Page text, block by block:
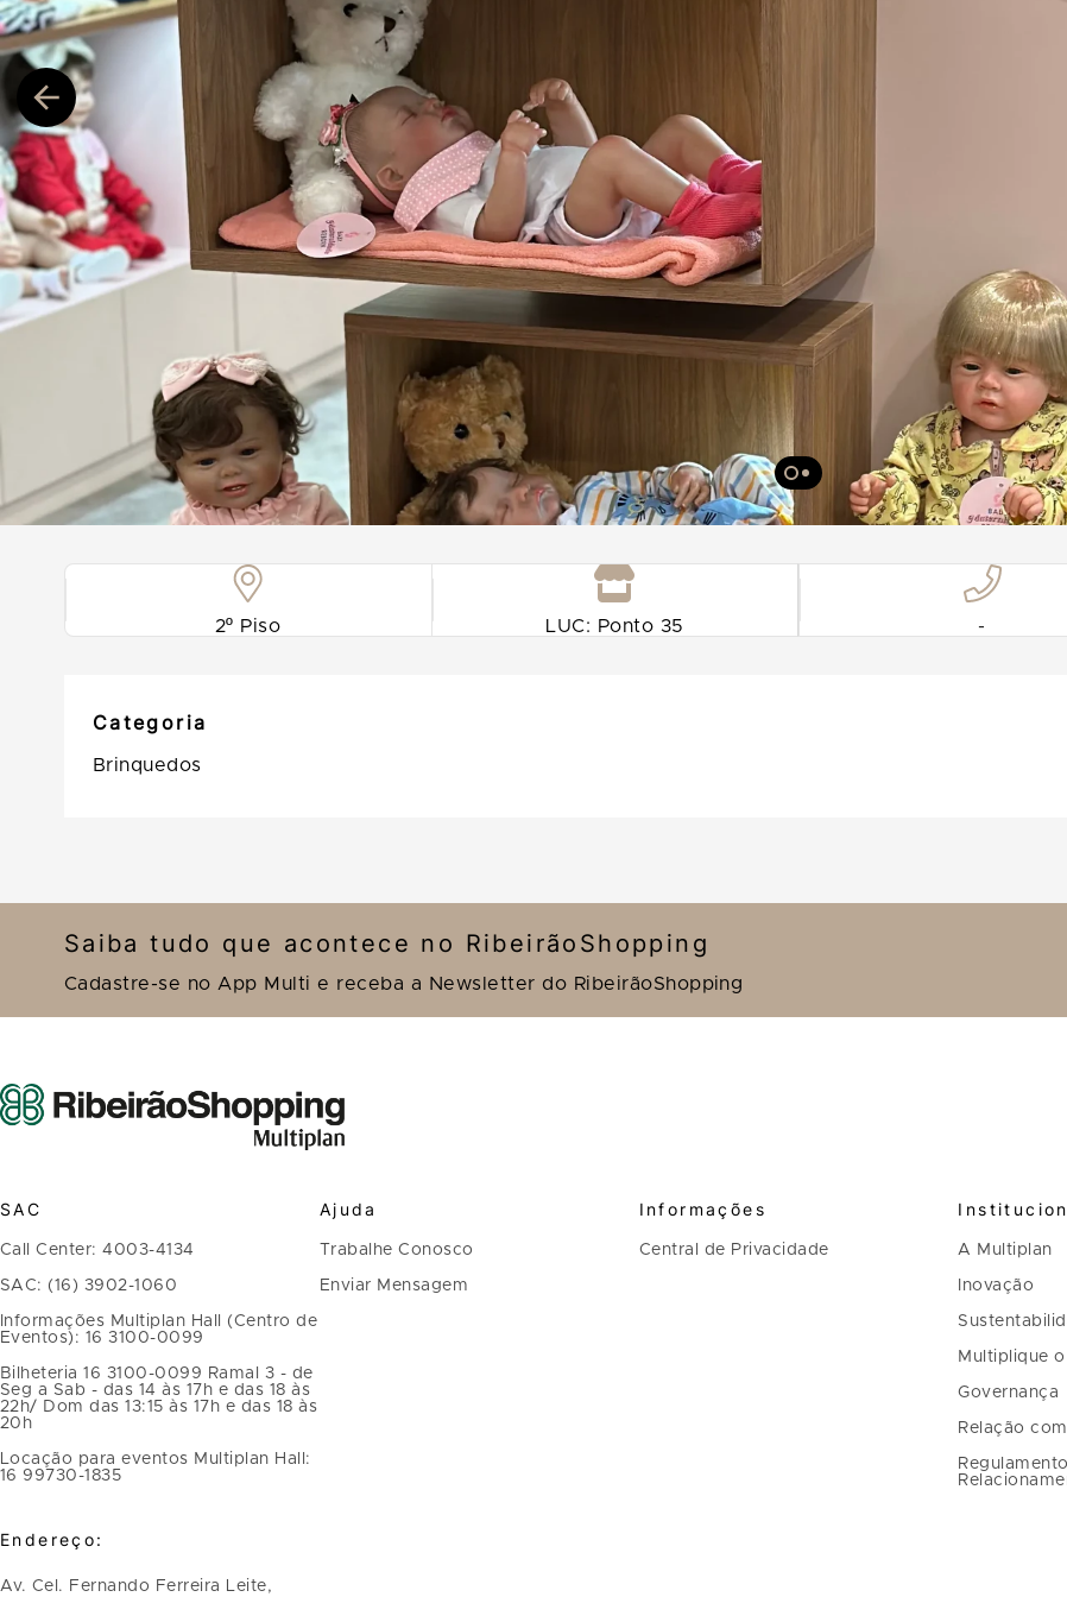
2º Piso LUC: Ponto 35 -
Categoria
Brinquedos
Saiba tudo que acontece no RibeirãoShopping
Cadastre-se no App Multi e receba a Newsletter do RibeirãoShopping
SAC
Call Center: 4003-4134
SAC: (16) 3902-1060
Informações Multiplan Hall (Centro de
Eventos): 16 3100-0099
Bilheteria 16 3100-0099 Ramal 3 - de
Seg a Sab - das 14 às 17h e das 18 às
22h/ Dom das 13:15 às 17h e das 18 às
20h
Locação para eventos Multiplan Hall:
16 99730-1835
Endereço:
Av. Cel. Fernando Ferreira Leite,
Ajuda
Trabalhe Conosco
Enviar Mensagem
Informações
Central de Privacidade A Multiplan
Inovação
Multiplique
Governança
Relação